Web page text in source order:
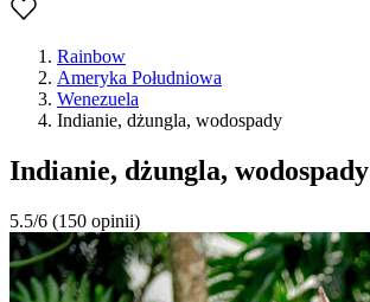
Rainbow
Ameryka Południowa
Wenezuela
Indianie, dżungla, wodospady
Indianie, dżungla, wodospady
5.5/6 (150 opinii)